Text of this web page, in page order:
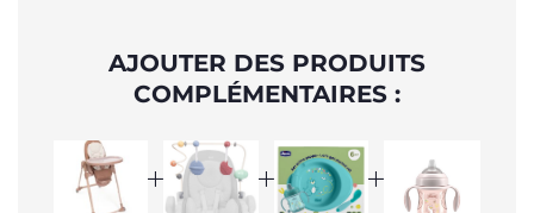
AJOUTER DES PRODUITS
COMPLÉMENTAIRES :